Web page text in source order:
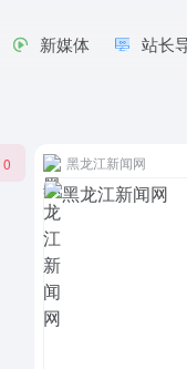
新媒体 站长
0 黑龙江新闻网